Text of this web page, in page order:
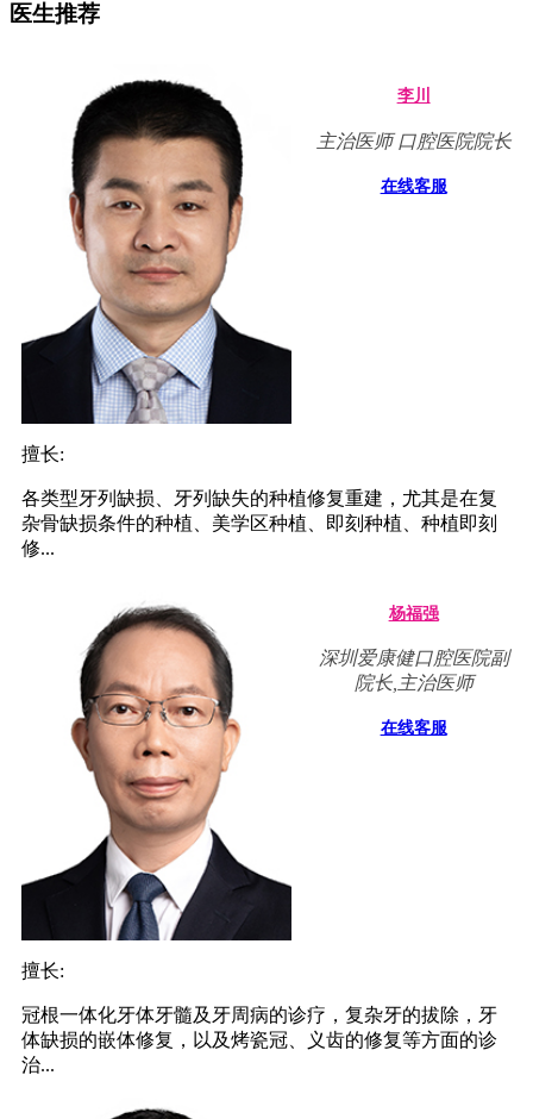
医生推荐
李川
主治医师 口腔医院院长
在线客服
擅长:
各类型牙列缺损、牙列缺失的种植修复重建，尤其是在复
杂骨缺损条件的种植、美学区种植、即刻种植、种植即刻
修...
杨福强
深圳爱康健口腔医院副
院长,主治医师
在线客服
擅长:
冠根一体化牙体牙髓及牙周病的诊疗，复杂牙的拔除，牙
体缺损的嵌体修复，以及烤瓷冠、义齿的修复等方面的诊
治...